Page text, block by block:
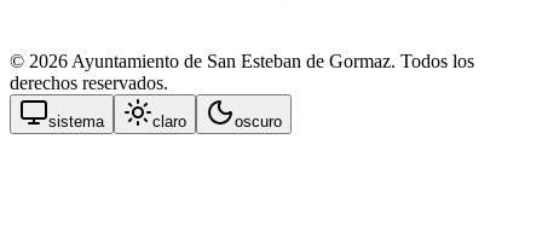
© 2026 Ayuntamiento de San Esteban de Gormaz. Todos los
derechos reservados.
sistema claro oscuro